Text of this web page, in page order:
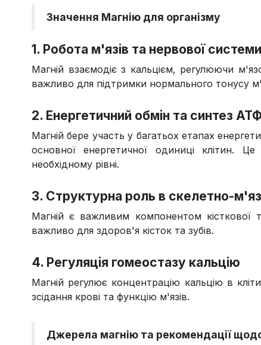
Значення Магнію для організму
1. Робота м'язів та нервової системи
Магній взаємодіє з кальцієм, регулюючи
важливо для підтримки нормального тонусу
2. Енергетичний обмін та синтез АТФ
Магній бере участь у багатьох етапах
основної енергетичної одиниці клітин.
необхідному рівні.
3. Структурна роль в скелетно-
Магній є важливим компонентом кісткової
важливо для здоров'я кісток та зубів.
4. Регуляція гомеостазу кальцію
Магній регулює концентрацію кальцію в
зсідання крові та функцію м'язів.
Джерела магнію та рекомендації